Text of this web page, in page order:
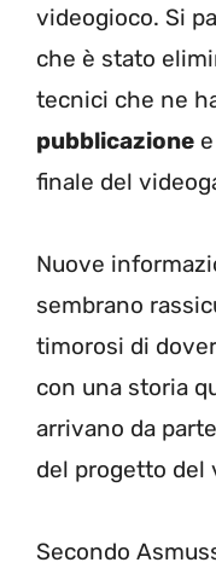
videogioco. Si
che è stato
tecnici che ne
pubblicazione
finale del
Nuove
sembrano
timorosi di
con una storia
arrivano da
del progetto del
Secondo